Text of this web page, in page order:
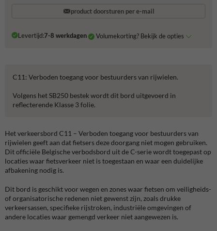
product doorsturen per e-mail
Levertijd:7-8 werkdagen Volumekorting? Bekijk de opties
C11: Verboden toegang voor bestuurders van rijwielen.
Volgens het SB250 bestek wordt dit bord uitgevoerd in
reflecterende Klasse 3 folie.
Het verkeersbord C11 – Verboden toegang voor bestuurders van
rijwielen geeft aan dat fietsers deze doorgang niet mogen gebruiken.
Dit officiële Belgische verbodsbord uit de C-serie wordt toegepast op
locaties waar fietsverkeer niet is toegestaan en waar een duidelijke
afbakening nodig is.
Dit bord is geschikt voor wegen en zones waar fietsen om veiligheids-
of organisatorische redenen niet gewenst zijn, zoals drukke
verkeersassen, specifieke rijstroken, industriële omgevingen of
andere locaties waar gemengd verkeer niet aangewezen is.